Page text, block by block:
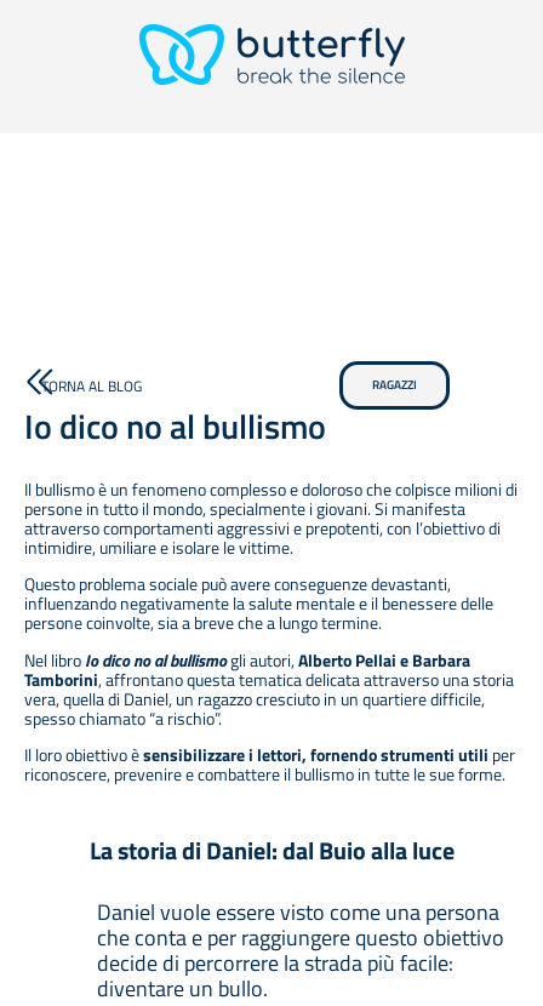
TORNA AL BLOG RAGAZZI
Io dico no al bullismo
Il bullismo è un fenomeno complesso e doloroso che colpisce milioni di
persone in tutto il mondo, specialmente i giovani. Si manifesta
attraverso comportamenti aggressivi e prepotenti, con l’obiettivo di
intimidire, umiliare e isolare le vittime.
Questo problema sociale può avere conseguenze devastanti,
influenzando negativamente la salute mentale e il benessere delle
persone coinvolte, sia a breve che a lungo termine.
Nel libroIo dico no al bullismogli autori,Alberto Pellai e Barbara
Tamborini, affrontano questa tematica delicata attraverso una storia
vera, quella di Daniel, un ragazzo cresciuto in un quartiere difficile,
spesso chiamato “a rischio”.
Il loro obiettivo èsensibilizzare i lettori, fornendo strumenti utili per
riconoscere, prevenire e combattere il bullismo in tutte le sue forme.
La storia di Daniel: dal Buio alla luce
Daniel vuole essere visto come una persona
che conta e per raggiungere questo obiettivo
decide di percorrere la strada più facile:
diventare un bullo.